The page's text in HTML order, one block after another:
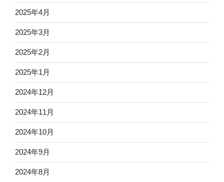
2025年4月
2025年3月
2025年2月
2025年1月
2024年12月
2024年11月
2024年10月
2024年9月
2024年8月